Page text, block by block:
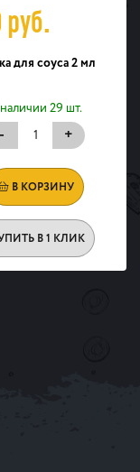
руб.
для соуса 2 мл
29 шт.
- +
В КОРЗИНУ
В 1 КЛИК